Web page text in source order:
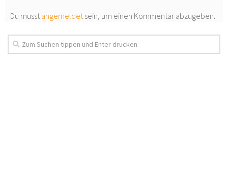
Du musstangemeldetsein, um einen Kommentar abzugeben.